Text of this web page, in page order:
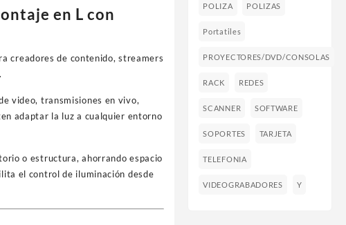
en L con
creadores de contenido, streamers
video, transmisiones en vivo,
adaptar la luz a cualquier entorno
o estructura, ahorrando espacio
el control de iluminación desde
POLIZA POLIZAS
Portatiles
PROYECTORES/DVD/CONSOLAS
RACK REDES
SCANNER SOFTWARE
SOPORTES TARJETA
TELEFONIA
VIDEOGRABADORES Y